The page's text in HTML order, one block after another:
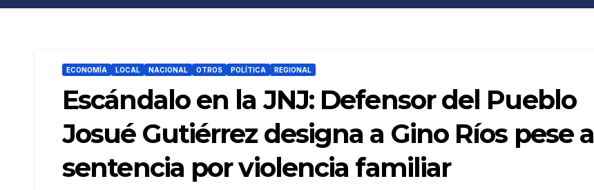
ECONOMÍA LOCAL NACIONAL OTROS POLÍTICA REGIONAL
Escándalo en la JNJ: Defensor del Pueblo
Josué Gutiérrez designa a Gino Ríos pese a
sentencia por violencia familiar